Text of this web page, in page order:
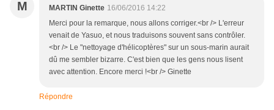
M MARTIN Ginette 16/06/2016 14:22
Merci pour la remarque, nous allons corriger.<br /> L'erreur
venait de Yasuo, et nous traduisons souvent sans contrôler.
<br /> Le "nettoyage d'hélicoptères" sur un sous-marin aurait
dû me sembler bizarre. C'est bien que les gens nous lisent
avec attention. Encore merci !<br /> Ginette
Répondre